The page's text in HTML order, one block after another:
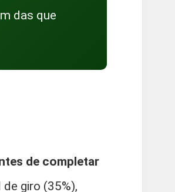
das que
de completar
giro (35%),